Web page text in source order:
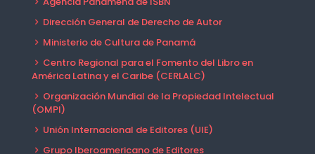
Dirección General de Derecho de Autor
Ministerio de Cultura de Panamá
Centro Regional para el Fomento del Libro en
América Latina y el Caribe (CERLALC)
Organización Mundial de la Propiedad Intelectual
(OMPI)
Unión Internacional de Editores (UIE)
Grupo Iberoamericano de Editores